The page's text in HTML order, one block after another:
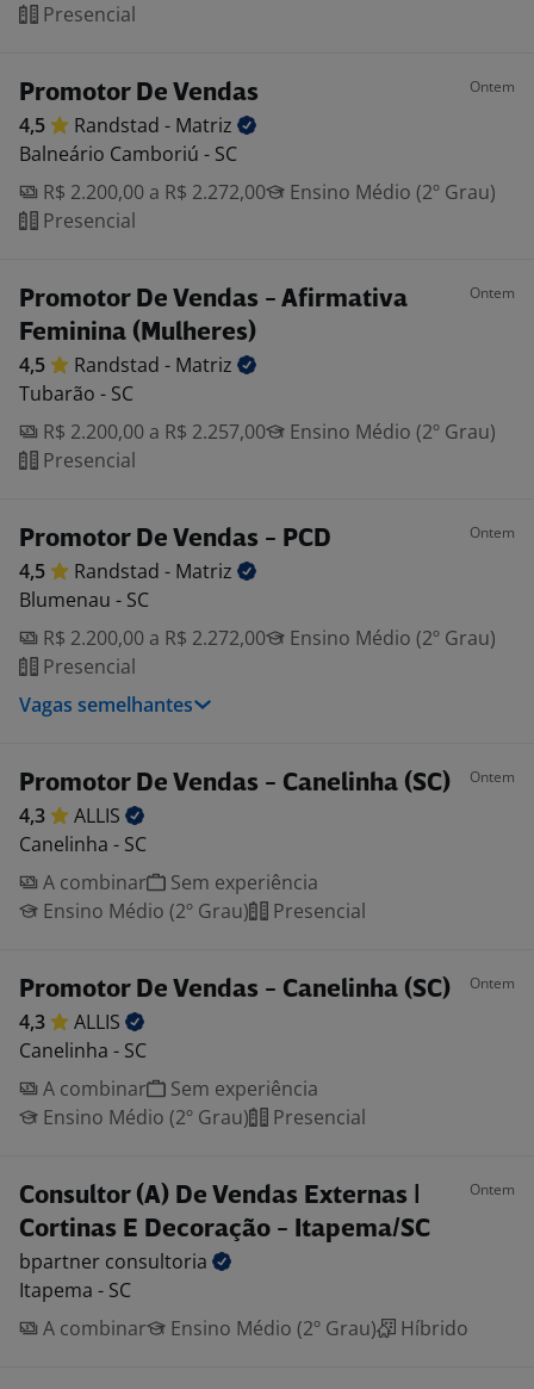
Presencial
Promotor De Vendas Ontem
4,5 Randstad - Matriz
Balneário Camboriú - SC
R$ 2.200,00 a R$ 2.272,00
Ensino Médio (2º Grau)
Presencial
Promotor De Vendas - Afirmativa
Feminina (Mulheres)
Ontem
4,5 Randstad - Matriz
Tubarão - SC
R$ 2.200,00 a R$ 2.257,00
Ensino Médio (2º Grau)
Presencial
Promotor De Vendas - PCD Ontem
4,5 Randstad - Matriz
Blumenau - SC
R$ 2.200,00 a R$ 2.272,00
Ensino Médio (2º Grau)
Presencial
Vagas semelhantes
Promotor De Vendas - Canelinha (SC) Ontem
4,3
ALLIS
Canelinha - SC
A combinar
Sem experiência
Ensino Médio (2º Grau)
Presencial
Promotor De Vendas - Canelinha (SC) Ontem
4,3
ALLIS
Canelinha - SC
A combinar
Sem experiência
Ensino Médio (2º Grau)
Presencial
Consultor (A) De Vendas Externas |
Cortinas E Decoração - Itapema/SC
Ontem
bpartner consultoria
Itapema - SC
A combinar
Ensino Médio (2º Grau) Híbrido